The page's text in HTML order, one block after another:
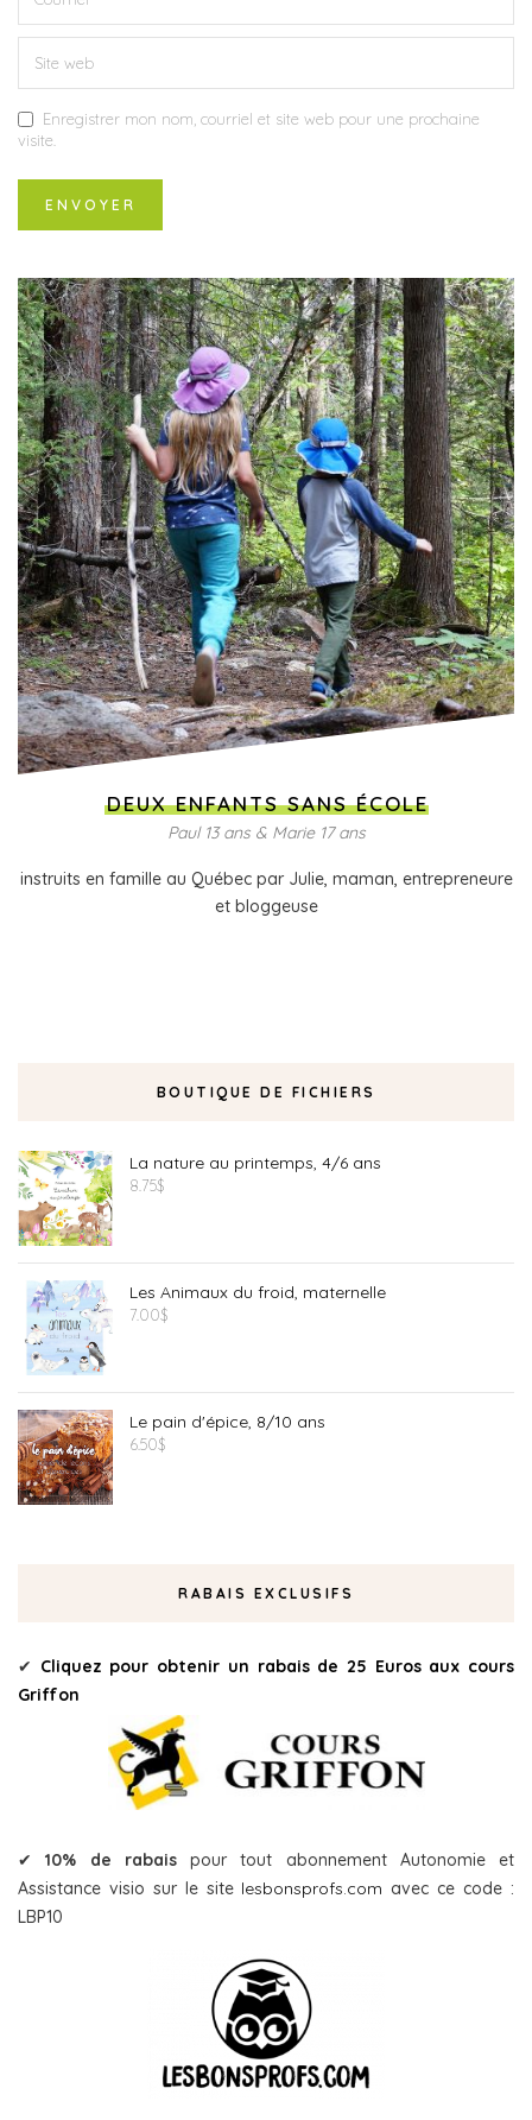
Enregistrer mon nom, courriel et site web pour une prochaine
visite.
DEUX ENFANTS SANS ÉCOLE
Paul 13 ans & Marie 17 ans
instruits en famille au Québec par Julie, maman, entrepreneure
et bloggeuse
BOUTIQUE DE FICHIERS
La nature au printemps, 4/6 ans
8.75$
Les Animaux du froid, maternelle
7.00$
Le pain d'épice, 8/10 ans
6.50$
RABAIS EXCLUSIFS
✔ Cliquez pour obtenir un rabais de 25 Euros aux cours
Griffon
✔10% de rabaispour tout abonnement Autonomie et
Assistance visio sur le site lesbonsprofs.com avec ce code :
LBP10